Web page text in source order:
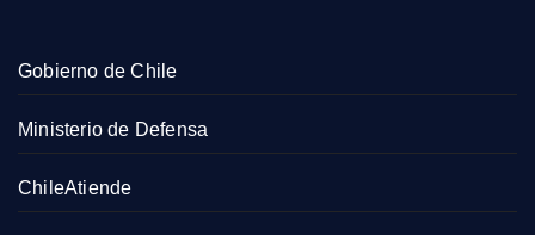
Gobierno de Chile
Ministerio de Defensa
ChileAtiende